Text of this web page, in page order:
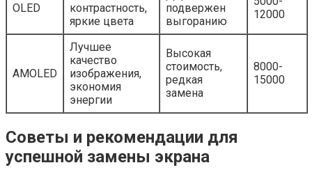
OLED
контрастность,
яркие цвета
подвержен
выгоранию
12000
AMOLED
Лучшее
качество
изображения,
экономия
энергии
Высокая
стоимость,
редкая
замена
8000-
15000
Советы и рекомендации для
успешной замены экрана